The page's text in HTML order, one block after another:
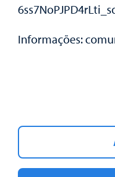
Informações: